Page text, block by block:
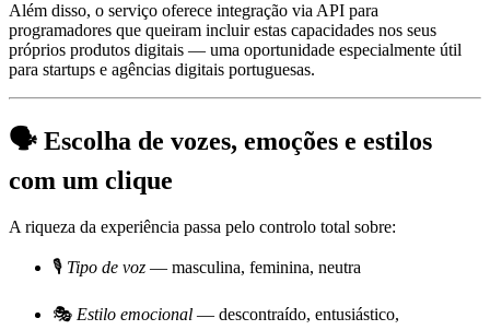
Além disso, o serviço oferece integração via API para
programadores que queiram incluir estas capacidades nos seus
próprios produtos digitais — uma oportunidade especialmente útil
para startups e agências digitais portuguesas.
🗣️ Escolha de vozes, emoções e estilos
com um clique
A riqueza da experiência passa pelo controlo total sobre:
🎙️ Tipo de voz — masculina, feminina, neutra
🎭 Estilo emocional — descontraído, entusiástico,